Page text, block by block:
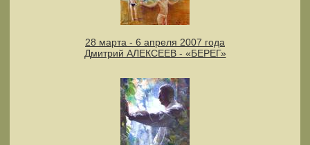
28 марта - 6 апреля 2007 года
Дмитрий АЛЕКСЕЕВ - «БЕРЕГ»